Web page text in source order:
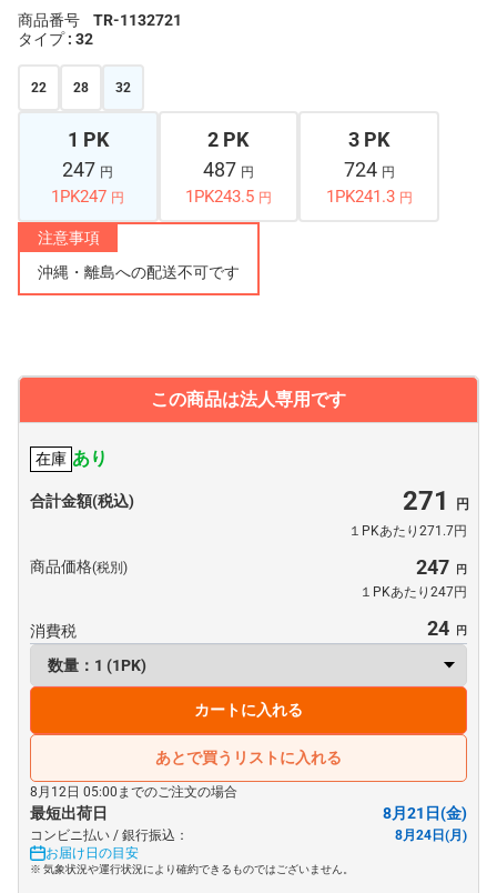
商品番号
TR-1132721
タイプ: 32
22 32
28
1 PK
247 円
1PK247 円
2 PK
487 円
1PK243.5 円
3 PK
724 円
1PK241.3 円
注意事項
沖縄・離島への配送不可です
この商品は法人専用です
在庫 あり
合計金額(税込) 271
１PKあたり271.7円
商品価格(税別) 247
１PKあたり247円
消費税 24
カートに入れる
あとで買うリストに入れる
8月12日 05:00までのご注文の場合
最短出荷日 8月21日(金)
コンビニ払い / 銀行振込：
8月24日(月)
お届け日の目安
※ 気象状況や運行状況により確約できるものではございません。